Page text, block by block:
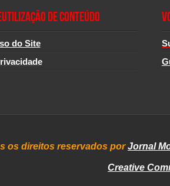
de Conteúdo
do Site
os direitos reservados por Jornal
Creative